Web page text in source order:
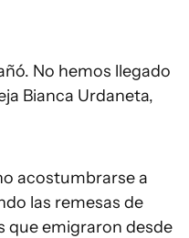
No hemos llegado
Bianca Urdaneta,
acostumbrarse a
las remesas de
que emigraron desde